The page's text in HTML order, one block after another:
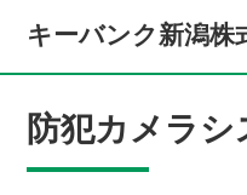
キーバンク新潟株
防犯カメラ